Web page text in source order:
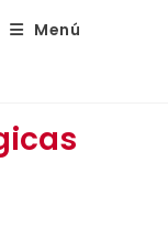
Menú